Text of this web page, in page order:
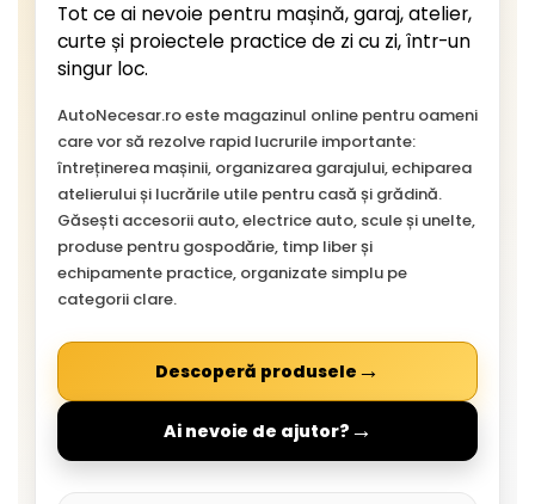
Tot ce ai nevoie pentru mașină, garaj, atelier,
curte și proiectele practice de zi cu zi, într-un
singur loc.
AutoNecesar.ro este magazinul online pentru oameni
care vor să rezolve rapid lucrurile importante:
întreținerea mașinii, organizarea garajului, echiparea
atelierului și lucrările utile pentru casă și grădină.
Găsești accesorii auto, electrice auto, scule și unelte,
produse pentru gospodărie, timp liber și
echipamente practice, organizate simplu pe
categorii clare.
Descoperă produsele →
Ai nevoie de ajutor? →